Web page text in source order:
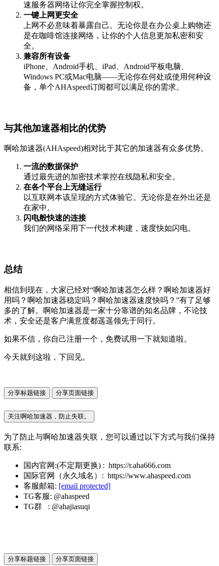
速服务器网络让你完全掌握控制权。
一键上网更安全
上网不必意味着暴露自己。无论你是在办公桌上购物还
是在咖啡馆连接网络，让你的个人信息更加私密和安
全。
兼容所有设备
iPhone、Android手机、iPad、Android平板电脑、
Windows PC或Mac电脑——无论你在何处或使用何种设
备，单个AHAspeed订阅都可以满足你的需求。
与其他加速器相比的优势
啊哈加速器(AHAspeed)相对比于其它的加速器有众多优势。
一流的数据保护
通过最先进的加密技术掌控在线隐私和安全。
在各个平台上无缝运行
以互联网本该呈现的方式体验它。无论你是在外出还是
在家中。
闪电般快速的连接
我们的网络采用下一代技术构建，速度快如闪电。
总结
相信到现在，大家已经对“啊哈加速器怎么样？啊哈加速器好
用吗？啊哈加速器稳定吗？啊哈加速器速度快吗？”有了足够
多的了解。啊哈加速器是一家十分靠谱的知名品牌，不论技
术，安全还是客户满意度都遥遥领先于同行。
如果不信，你自己注册一个，免费试用一下就知道啦。
今天就到这啦，下回见。
分享标题链接 分享页面链接
关注啊哈加速器，防止失联。
为了防止与啊哈加速器失联，您可以通过以下方式与我们保持
联系:
国内官网:(不定期更换) : https://r.aha666.com
国际官网（永久域名）: https://www.ahaspeed.com
客服邮箱: [email protected]
TG客服: @ahaspeed
TG群 : @ahajiasuqi
分享标题链接 分享页面链接